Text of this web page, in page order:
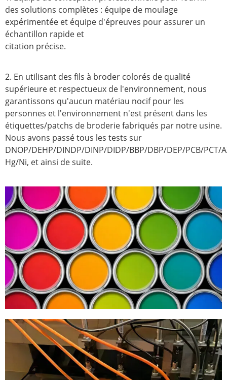
des solutions complètes : équipe de moulage
expérimentée et équipe d'épreuves pour assurer un
échantillon rapide et
citation précise.
2. En utilisant des fils à broder colorés de qualité
supérieure et respectueux de l'environnement, nous
garantissons qu'aucun matériau nocif pour les
personnes et l'environnement n'est présent dans les
étiquettes/patchs de broderie fabriqués par notre usine.
Nous avons passé tous les tests sur
DNOP/DEHP/DINDP/DINP/DIDP/BBP/DBP/DEP/PCB/
Hg/Ni, et ainsi de suite.